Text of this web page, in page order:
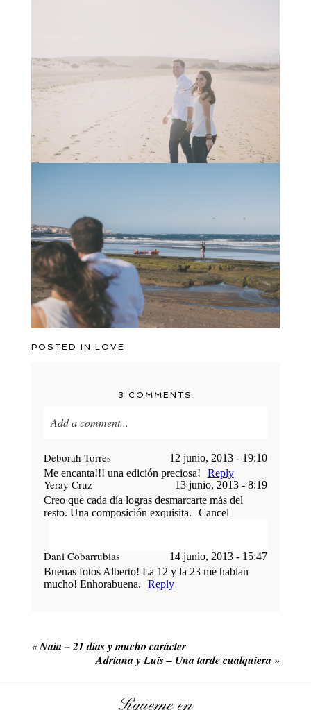
POSTED INLOVE
3 COMMENTS
Add a comment...
Your email isnever published or shared. Required
fields are marked *
Deborah Torres
12 junio, 2013 - 19:10
Me encanta!!! una edición preciosa!
Reply
Yeray Cruz
13 junio, 2013 - 8:19
Creo que cada día logras desmarcarte más del
resto. Una composición exquisita.
Cancel
Your email isnever published or shared.
Required fields are marked *
Dani Cobarrubias
14 junio, 2013 - 15:47
Buenas fotos Alberto! La 12 y la 23 me hablan
mucho! Enhorabuena.
Reply
«Naia – 21 días y mucho carácter
Adriana y Luis – Una tarde cualquiera »